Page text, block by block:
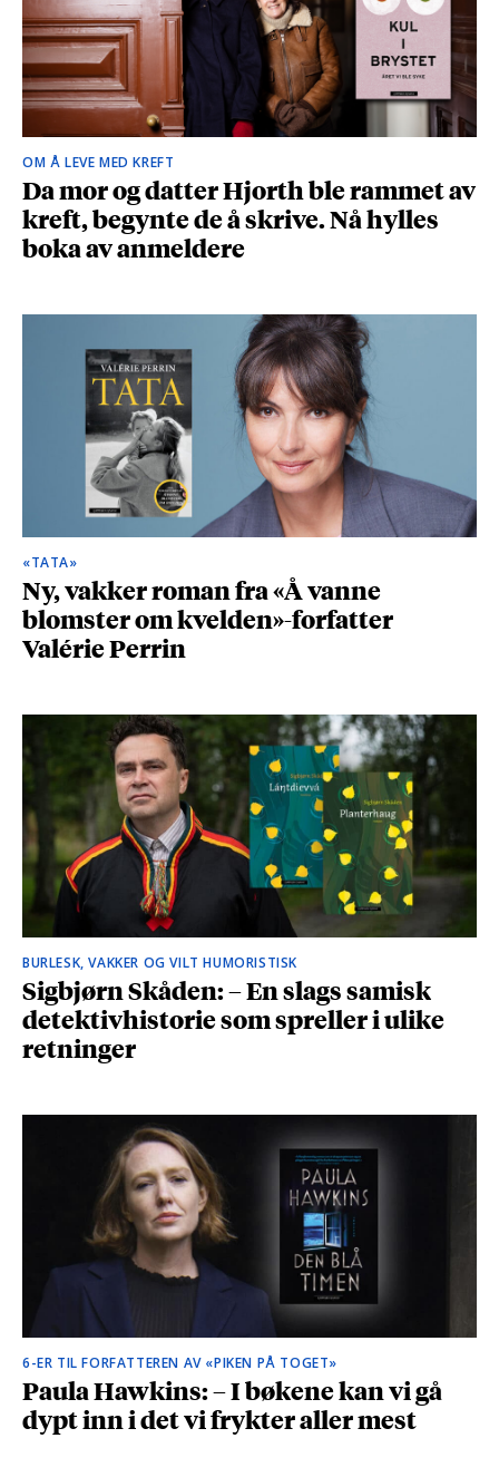
OM Å LEVE MED KREFT
Da mor og datter Hjorth ble rammet av
kreft, begynte de å skrive. Nå hylles
boka av anmeldere
«TATA»
Ny, vakker roman fra «Å vanne
blomster om kvelden»-forfatter
Valérie Perrin
BURLESK, VAKKER OG VILT HUMORISTISK
Sigbjørn Skåden: – En slags samisk
detektivhistorie som spreller i ulike
retninger
6-ER TIL FORFATTEREN AV «PIKEN PÅ TOGET»
Paula Hawkins: – I bøkene kan vi gå
dypt inn i det vi frykter aller mest